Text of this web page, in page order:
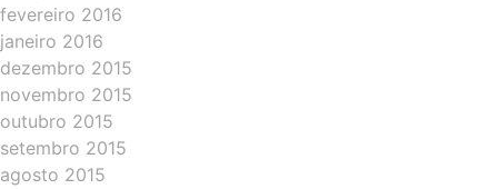
fevereiro 2016
janeiro 2016
dezembro 2015
novembro 2015
outubro 2015
setembro 2015
agosto 2015